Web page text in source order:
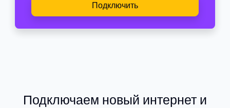
Подключить
Подключаем новый интернет и